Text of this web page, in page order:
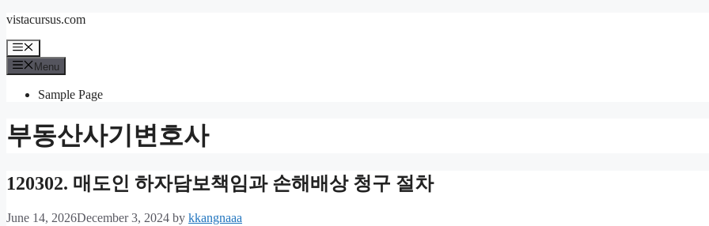
Skip
content
vistacursus.com
Menu
Menu
Sample Page
부동산사기변호사
120302. 매도인 하자담보책임과 손해배상 청구 절차
June 14, 2026December 3, 2024 by kkangnaaa